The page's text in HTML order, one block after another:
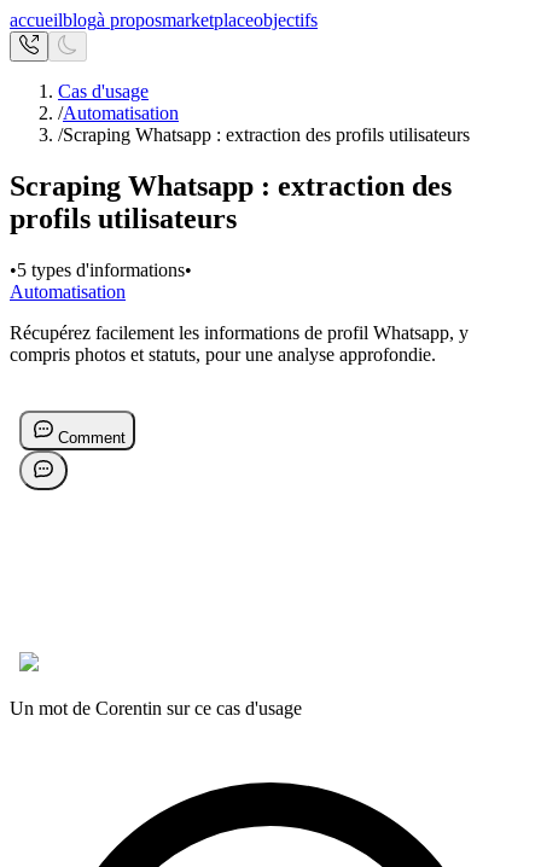
accueilblogà proposmarketplaceobjectifs
Cas d'usage
/Automatisation
/Scraping Whatsapp : extraction des profils utilisateurs
Scraping Whatsapp : extraction des
profils utilisateurs
•5 types d'informations•
Automatisation
Récupérez facilement les informations de profil Whatsapp, y
compris photos et statuts, pour une analyse approfondie.
Un mot de Corentin sur ce cas d'usage